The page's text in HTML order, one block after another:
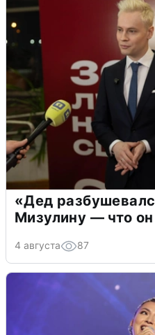
«Дед
Мизулину — что он
4 августа 87